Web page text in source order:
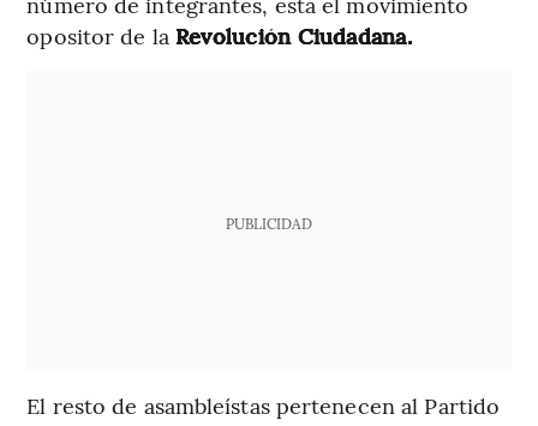
opositor de la Revolución Ciudadana.
PUBLICIDAD
El resto de asambleístas pertenecen al Partido